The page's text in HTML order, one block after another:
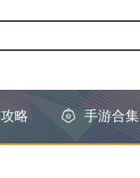
略 手游合集